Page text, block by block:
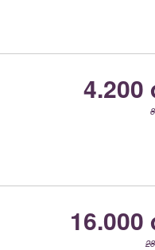
4.200
16.000